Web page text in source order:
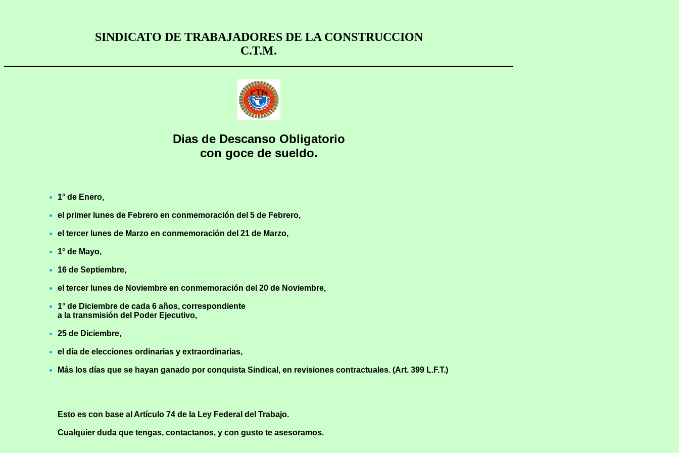
SINDICATO DE TRABAJADORES DE LA CONSTRUCCION
C.T.M.
Dias de Descanso Obligatorio
con goce de sueldo.
1° de Enero,
el primer lunes de Febrero en conmemoración del 5 de Febrero,
el tercer lunes de Marzo en conmemoración del 21 de Marzo,
1° de Mayo,
16 de Septiembre,
el tercer lunes de Noviembre en conmemoración del 20 de Noviembre,
1° de Diciembre de cada 6 años, correspondiente
a la transmisión del Poder Ejecutivo,
25 de Diciembre,
el día de elecciones ordinarias y extraordinarias,
Más los días que se hayan ganado por conquista Sindical, en revisiones contractuales. (Art. 399 L.F.T.)
Esto es con base al Artículo 74 de la Ley Federal del Trabajo.
Cualquier duda que tengas, contactanos, y con gusto te asesoramos.